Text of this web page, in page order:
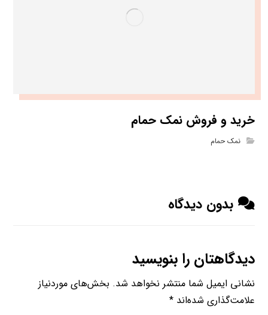
خرید و فروش نمک حمام
نمک حمام
بدون دیدگاه
دیدگاهتان را بنویسید
نشانی ایمیل شما منتشر نخواهد شد. بخش‌های موردنیاز
علامت‌گذاری شده‌اند*